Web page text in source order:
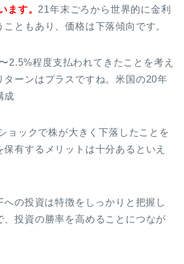
ます。 21年末ごろから世界的に金利
ともあり、価格は下落傾向です。
2.5%程度支払われてきたことを考え
ターンはプラスですね。米国の20年
成
ョックで株が大きく下落したことを
有するメリットは十分あるといえ
への投資は特徴をしっかりと把握し
、投資の勝率を高めることにつなが